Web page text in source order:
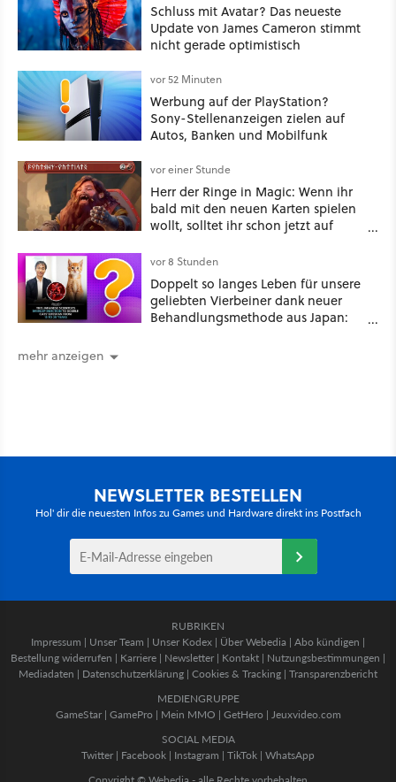
Schluss mit Avatar? Das neueste
Update von James Cameron stimmt
nicht gerade optimistisch
vor 52 Minuten
Werbung auf der PlayStation?
Sony-Stellenanzeigen zielen auf
Autos, Banken und Mobilfunk
vor einer Stunde
Herr der Ringe in Magic: Wenn ihr
bald mit den neuen Karten spielen
wollt, solltet ihr schon jetzt auf
vor 8 Stunden
Doppelt so langes Leben für unsere
geliebten Vierbeiner dank neuer
Behandlungsmethode aus Japan:
mehr anzeigen
NEWSLETTER BESTELLEN
Hol' dir die neuesten Infos zu Games und Hardware direkt ins Postfach
RUBRIKEN
Impressum | Unser Team | Unser Kodex | Über Webedia | Abo kündigen |
Bestellung widerrufen | Karriere | Newsletter | Kontakt | Nutzungsbestimmungen |
Mediadaten | Datenschutzerklärung | Cookies & Tracking | Transparenzbericht
MEDIENGRUPPE
GameStar| GamePro | Mein MMO | GetHero | Jeuxvideo.com
SOCIAL MEDIA
Twitter | Facebook | Instagram | TikTok | WhatsApp